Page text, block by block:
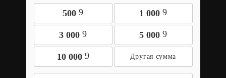
500 9 1 000 9
3 000 9 5 000 9
10 000 9